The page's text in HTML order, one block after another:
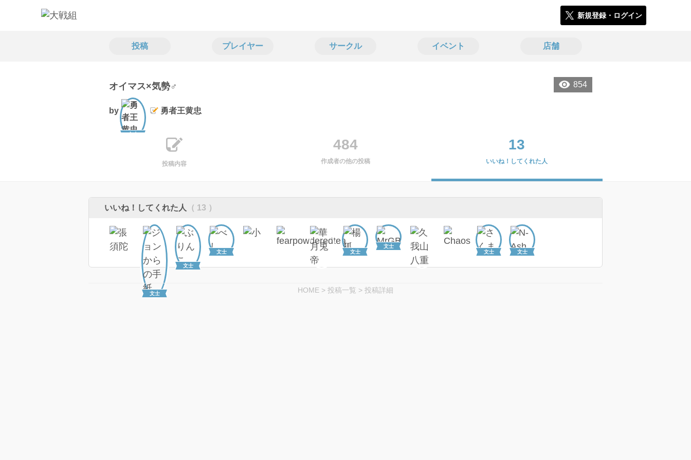
新規登録・ログイン
投稿 プレイヤー サークル イベント 店舗
854
オイマス×気勢♂
by
文士
勇者王黄忠
投稿内容
484
作成者の他の投稿
13
いいね！してくれた人
いいね！してくれた人 （ 13 ）
文士
文士
文士 文士
文士
文士
文士
HOME > 投稿一覧 > 投稿詳細